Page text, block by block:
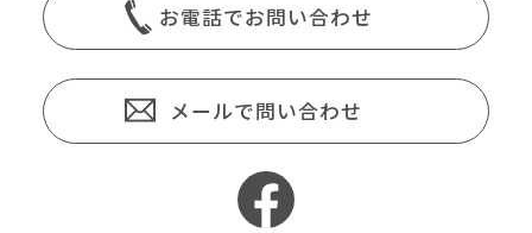
お電話でお問い合わせ
メールで問い合わせ